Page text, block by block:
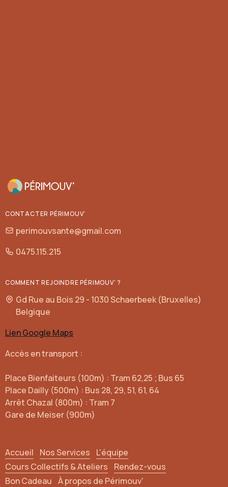
CONTACTER PÉRIMOUV'
perimouvsante@gmail.com
0475.115.215
COMMENT REJOINDRE PÉRIMOUV' ?
Gd Rue au Bois 29 - 1030 Schaerbeek (Bruxelles)
Belgique
Lien Google Maps
Accès en transport :
Place Bienfaiteurs (100m) : Tram 62,25 ; Bus 65
Place Dailly (500m) : Bus 28, 29, 51, 61, 64
Arrêt Chazal (800m) : Tram 7
Gare de Meiser (900m)
Accueil Nos Services
L'équipe
Cours Collectifs & Ateliers
Rendez-vous
Bon Cadeau À propos de Périmouv'